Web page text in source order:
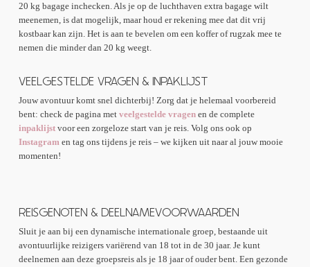
20 kg bagage inchecken. Als je op de luchthaven extra bagage wilt
meenemen, is dat mogelijk, maar houd er rekening mee dat dit vrij
kostbaar kan zijn. Het is aan te bevelen om een koffer of rugzak mee te
nemen die minder dan 20 kg weegt.
VEELGESTELDE VRAGEN & INPAKLIJST
Jouw avontuur komt snel dichterbij! Zorg dat je helemaal voorbereid
bent: check de pagina met veelgestelde vragenen de complete
inpaklijstvoor een zorgeloze start van je reis. Volg ons ook op
Instagramen tag ons tijdens je reis – we kijken uit naar al jouw mooie
momenten!
REISGENOTEN & DEELNAMEVOORWAARDEN
Sluit je aan bij een dynamische internationale groep, bestaande uit
avontuurlijke reizigers variërend van 18 tot in de 30 jaar. Je kunt
deelnemen aan deze groepsreis als je 18 jaar of ouder bent. Een gezonde